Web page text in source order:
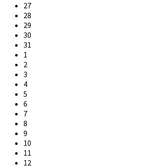
27
28
29
30
31
1
2
3
4
5
6
7
8
9
10
11
12